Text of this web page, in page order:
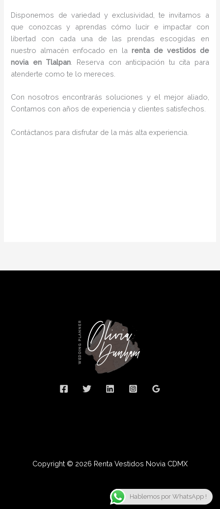
Disponemos de variedad y exclusividad, te invitamos a
que conozcas y aprendas cómo lucir e impactar con
libertad con cada una de las prendas escogidas en
nuestro almacén enfocado en la renta de vestidos de
novia en Tlalpan . Reserva con anticipación tu cita para
atenderte como te lo mereces.
Con nosotros encontrarás soluciones y el mejor aliado,
Contamos con años de experiencia y clientes satisfechos.
Contáctanos para disfrutar de la más alta experiencia.
Copyright © 2026 Renta Vestidos Novia CDMX
Hablemos por WhatsApp !